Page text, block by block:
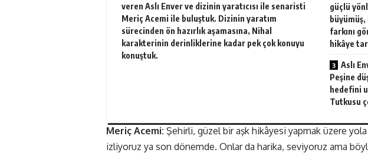
veren Aslı Enver ve dizinin yaratıcısı ile senaristi
Meriç Acemi ile buluştuk. Dizinin yaratım
sürecinden ön hazırlık aşamasına, Nihal
karakterinin derinliklerine kadar pek çok konuyu
konuştuk.
güçlü
farkını
hikâye
Aslı
Peşine
hedefini
Tutkusu
Meriç Acemi: Şehirli, güzel bir aşk hikâyesi yapmak üzere yola
izliyoruz ya son dönemde. Onlar da harika, seviyoruz ama